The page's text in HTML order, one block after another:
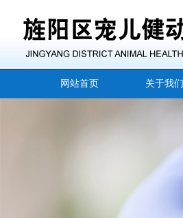
网站首页 关于我们